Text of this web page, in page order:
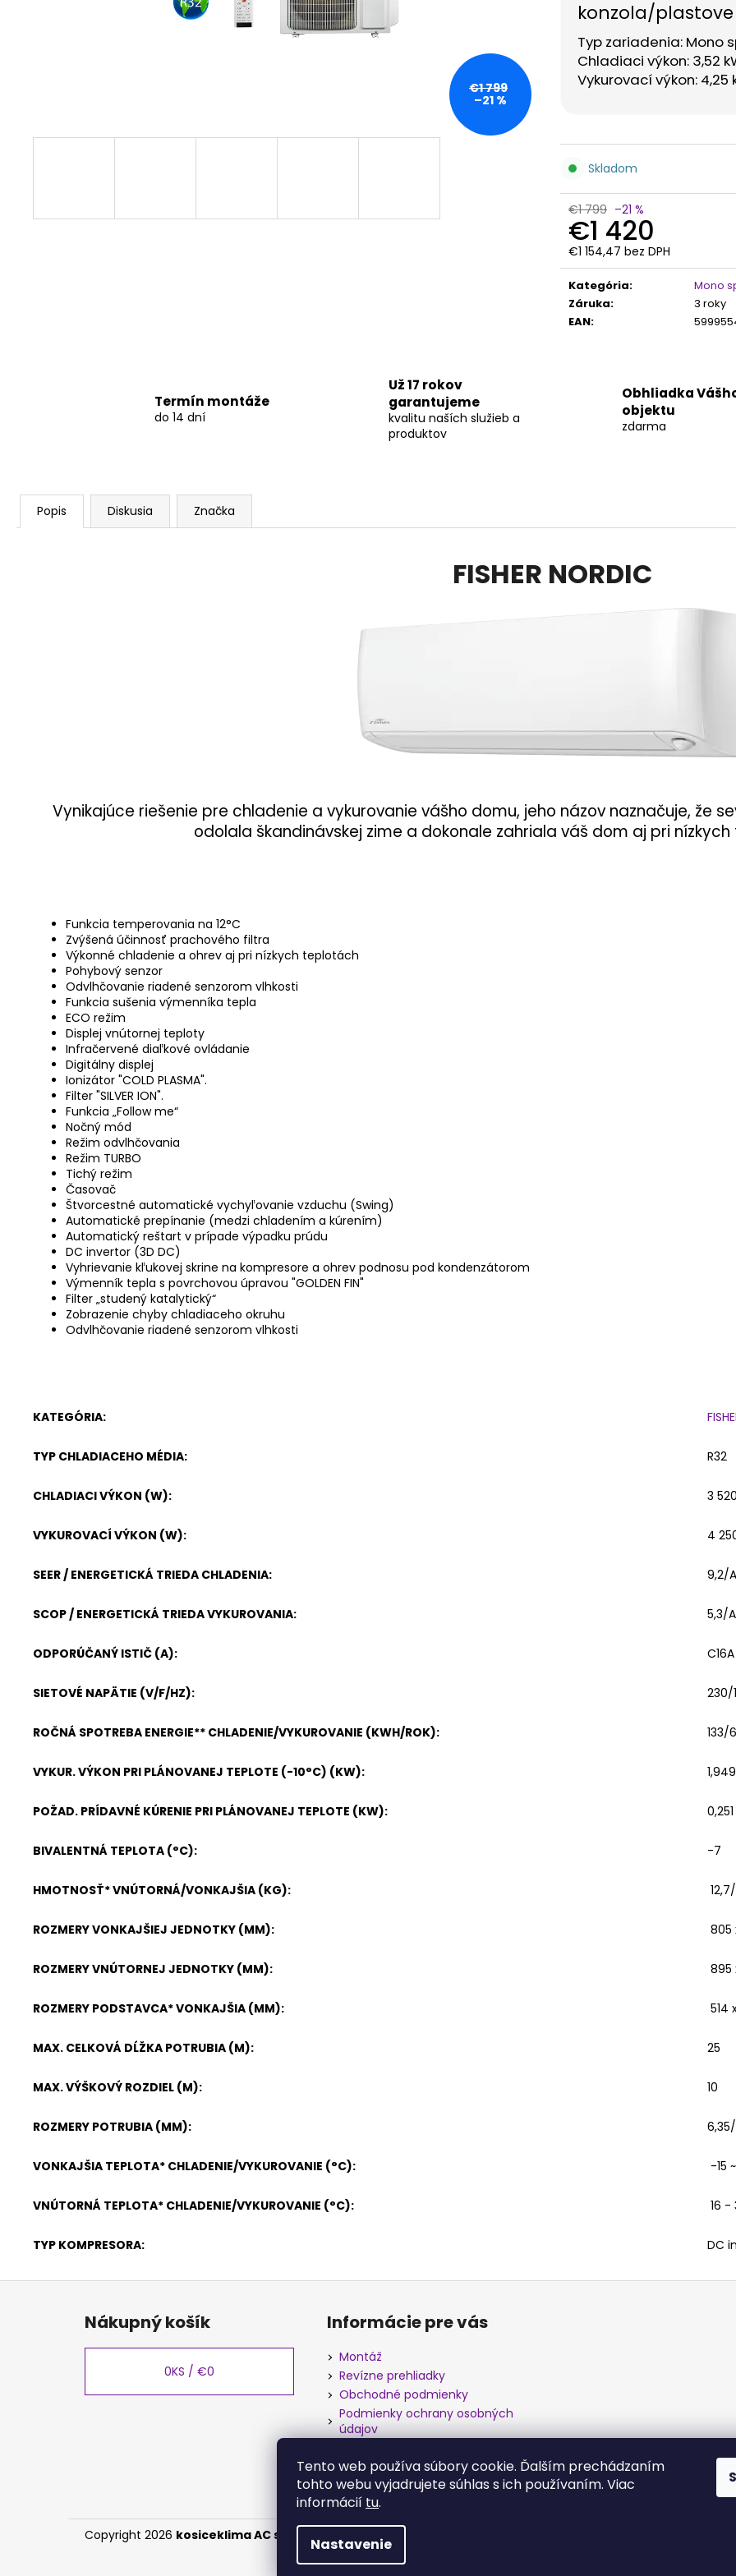
Tento web používa súbory cookie. Ďalším prechádzaním
tohto webu vyjadrujete súhlas s ich používaním. Viac
informácií tu.
Nastavenie
konzola/
Typ zariadenia: Mono
Chladiaci výkon: 3,52
Vykurovací výkon: 4,25
Skladom
€1 799 –21 %
€1 420
€1 154,47 bez DPH
Jednotková
cena:
Kategória:
Mono
Záruka:
3 roky
EAN:
€1 799
–21 %
Termín montáže
do 14 dní
Už 17 rokov
garantujeme
kvalitu naších služieb a
produktov
Obhliadka
objektu
zdarma
Popis Diskusia Značka
FISHER NORDIC
Vynikajúce riešenie pre chladenie a vykurovanie vášho domu, jeho názov naznačuje, že
odolala škandinávskej zime a dokonale zahriala váš dom aj pri
Funkcia temperovania na 12°C
Zvýšená účinnosť prachového filtra
Výkonné chladenie a ohrev aj pri nízkych teplotách
Pohybový senzor
Odvlhčovanie riadené senzorom vlhkosti
Funkcia sušenia výmenníka tepla
ECO režim
Displej vnútornej teploty
Infračervené diaľkové ovládanie
Digitálny displej
Ionizátor "COLD PLASMA".
Filter "SILVER ION".
Funkcia „Follow me“
Nočný mód
Režim odvlhčovania
Režim TURBO
Tichý režim
Časovač
Štvorcestné automatické vychyľovanie vzduchu (Swing)
Automatické prepínanie (medzi chladením a kúrením)
Automatický reštart v prípade výpadku prúdu
DC invertor (3D DC)
Vyhrievanie kľukovej skrine na kompresore a ohrev podnosu pod kondenzátorom
Výmenník tepla s povrchovou úpravou "GOLDEN FIN"
Filter „studený katalytický“
Zobrazenie chyby chladiaceho okruhu
Odvlhčovanie riadené senzorom vlhkosti
KATEGÓRIA:
TYP CHLADIACEHO MÉDIA: R32
CHLADIACI VÝKON (W): 3
VYKUROVACÍ VÝKON (W): 4
SEER / ENERGETICKÁ TRIEDA CHLADENIA: 9,2/
SCOP / ENERGETICKÁ TRIEDA VYKUROVANIA: 5,3/
ODPORÚČANÝ ISTIČ (A): C16A
SIETOVÉ NAPÄTIE (V/F/HZ): 230/
ROČNÁ SPOTREBA ENERGIE** CHLADENIE/VYKUROVANIE (KWH/ROK): 133/
VYKUR. VÝKON PRI PLÁNOVANEJ TEPLOTE (-10°C) (KW): 1,949
POŽAD. PRÍDAVNÉ KÚRENIE PRI PLÁNOVANEJ TEPLOTE (KW): 0,251
BIVALENTNÁ TEPLOTA (°C): -7
HMOTNOSŤ* VNÚTORNÁ/VONKAJŠIA (KG):
ROZMERY VONKAJŠIEJ JEDNOTKY (MM): 805
ROZMERY VNÚTORNEJ JEDNOTKY (MM): 895
ROZMERY PODSTAVCA* VONKAJŠIA (MM): 514
MAX. CELKOVÁ DĹŽKA POTRUBIA (M): 25
MAX. VÝŠKOVÝ ROZDIEL (M): 10
ROZMERY POTRUBIA (MM):
VONKAJŠIA TEPLOTA* CHLADENIE/VYKUROVANIE (°C): -15
VNÚTORNÁ TEPLOTA* CHLADENIE/VYKUROVANIE (°C): 16 -
TYP KOMPRESORA: DC
Nákupný košík
0KS / €0
Informácie pre vás
Montáž
Revízne prehliadky
Obchodné podmienky
Podmienky ochrany osobných
údajov
Copyright 2026 kosiceklima AC s.r.o. . Všetky práva vyhradené.